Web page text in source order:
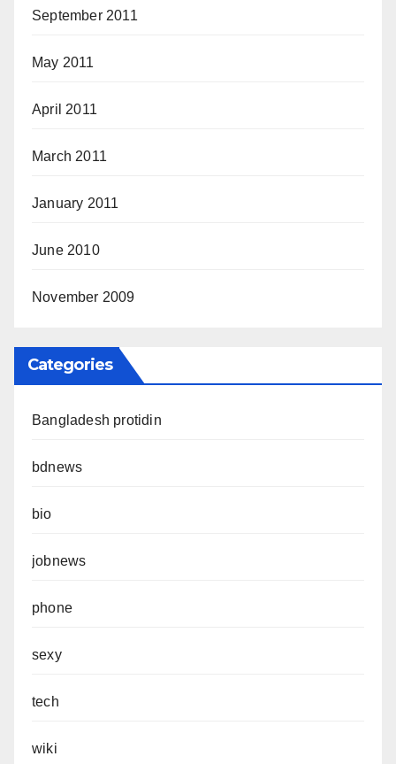
September 2011
May 2011
April 2011
March 2011
January 2011
June 2010
November 2009
Categories
Bangladesh protidin
bdnews
bio
jobnews
phone
sexy
tech
wiki